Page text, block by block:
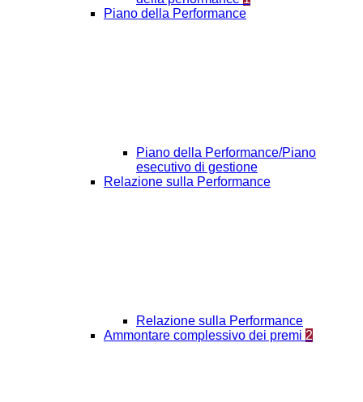
Piano della Performance
Piano della Performance/Piano
esecutivo di gestione
Relazione sulla Performance
Relazione sulla Performance
Ammontare complessivo dei premi 2